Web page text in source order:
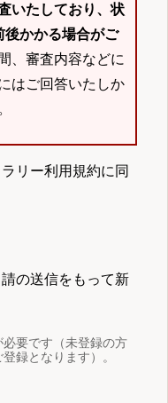
いたしており、状
後かかる場合がご
、審査内容などに
はご回答いたしか
リー利用規約に同
の送信をもって新
要です（未登録の方
録となります）。